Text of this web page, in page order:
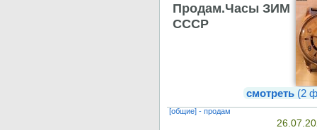
Продам.Часы ЗИМ
СССР
смотреть(2
[общие] - продам